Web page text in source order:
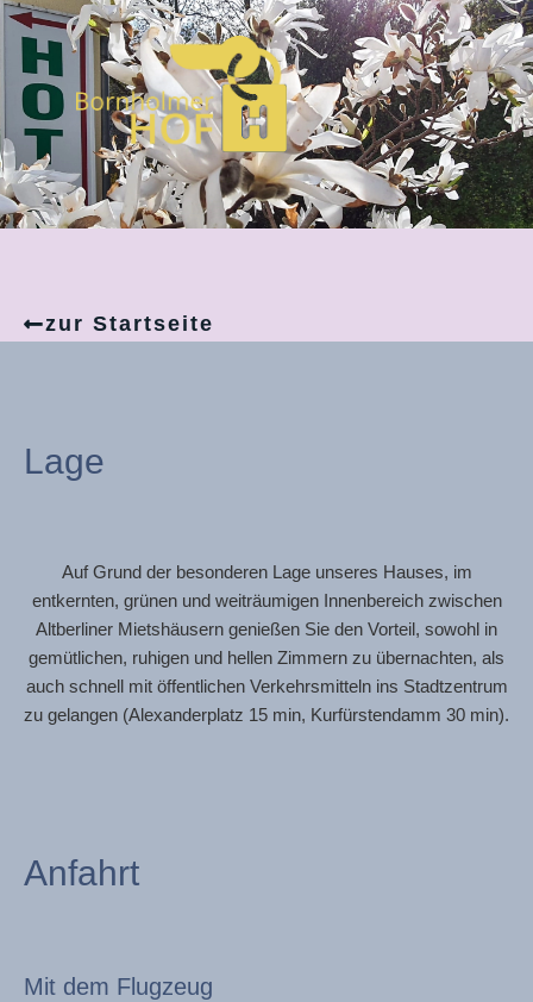
Zum
Inhalt
springen
zur Startseite
Lage
Auf Grund der besonderen Lage unseres Hauses, im
entkernten, grünen und weiträumigen Innenbereich zwischen
Altberliner Mietshäusern genießen Sie den Vorteil, sowohl in
gemütlichen, ruhigen und hellen Zimmern zu übernachten, als
auch schnell mit öffentlichen Verkehrsmitteln ins Stadtzentrum
zu gelangen (Alexanderplatz 15 min, Kurfürstendamm 30 min).
Anfahrt
Mit dem Flugzeug